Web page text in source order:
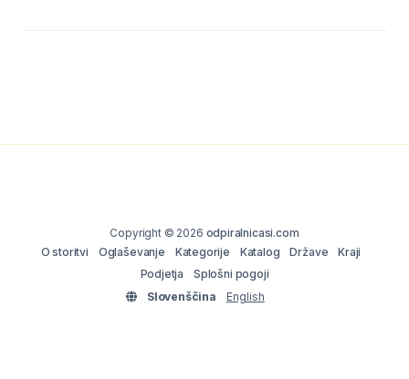
Copyright © 2026 odpiralnicasi.com
O storitvi
Oglaševanje Kategorije Katalog Države
Kraji
Podjetja
Splošni pogoji
Slovenščina
English